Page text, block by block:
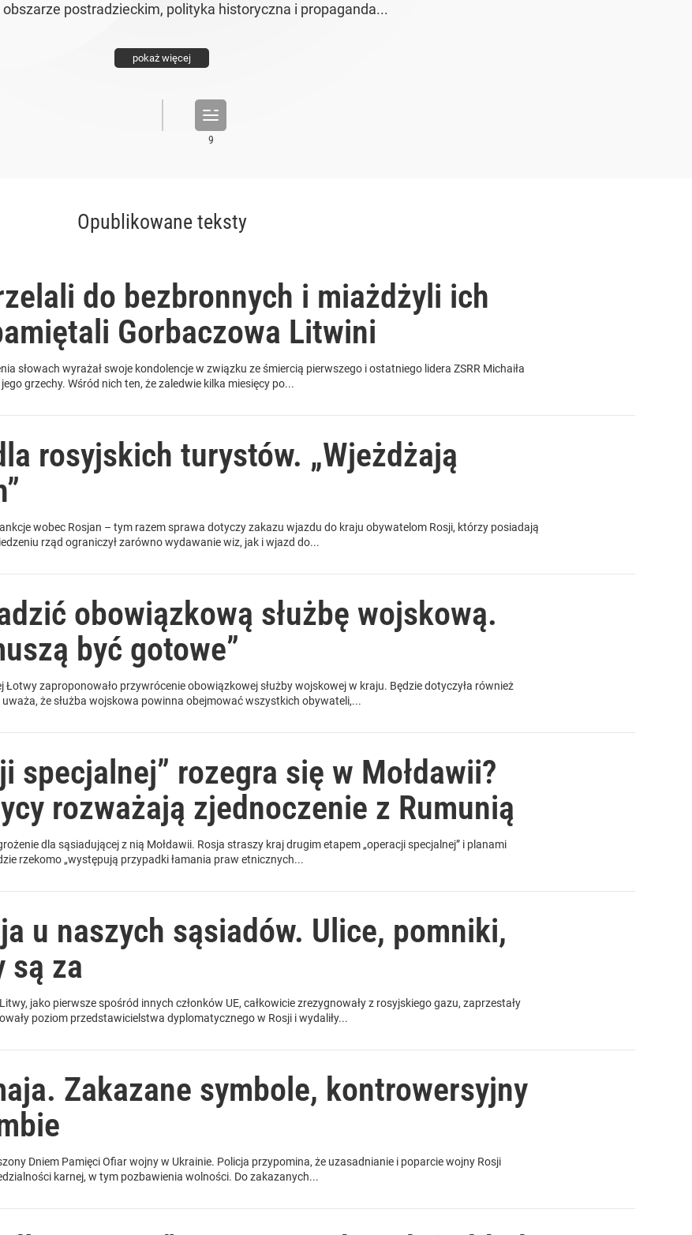
postradzieckim, polityka historyczna i propaganda...
pokaż więcej
Opublikowane teksty
do bezbronnych i miażdżyli ich
Gorbaczowa Litwini
słowach wyrażał swoje kondolencje w związku ze śmiercią pierwszego i ostatniego lidera ZSRR Michaiła
grzechy. Wśród nich ten, że zaledwie kilka miesięcy po...
rosyjskich turystów. „Wjeżdżają
wobec Rosjan – tym razem sprawa dotyczy zakazu wjazdu do kraju obywatelom Rosji, którzy posiadają
rząd ograniczył zarówno wydawanie wiz, jak i wjazd do...
obowiązkową służbę wojskową.
być gotowe”
zaproponowało przywrócenie obowiązkowej służby wojskowej w kraju. Będzie dotyczyła również
że służba wojskowa powinna obejmować wszystkich obywateli,...
specjalnej” rozegra się w Mołdawii?
rozważają zjednoczenie z Rumunią
dla sąsiadującej z nią Mołdawii. Rosja straszy kraj drugim etapem „operacji specjalnej” i planami
rzekomo „występują przypadki łamania praw etnicznych...
u naszych sąsiadów. Ulice, pomniki,
są za
jako pierwsze spośród innych członków UE, całkowicie zrezygnowały z rosyjskiego gazu, zaprzestały
poziom przedstawicielstwa dyplomatycznego w Rosji i wydaliły...
Zakazane symbole, kontrowersyjny
Dniem Pamięci Ofiar wojny w Ukrainie. Policja przypomina, że uzasadnianie i poparcie wojny Rosji
karnej, w tym pozbawienia wolności. Do zakazanych...